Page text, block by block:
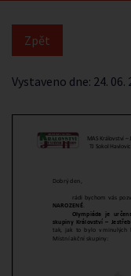
Vystaveno dne: 24. 06.